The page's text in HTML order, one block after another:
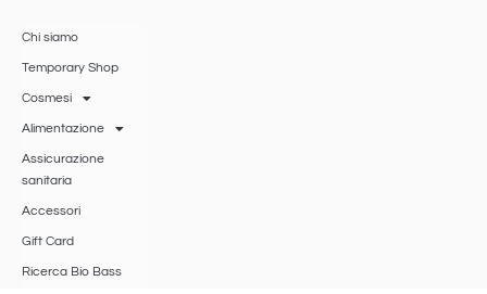
Chi siamo
Temporary Shop
Cosmesi
Alimentazione
Assicurazione
sanitaria
Accessori
Gift Card
Ricerca Bio Bass